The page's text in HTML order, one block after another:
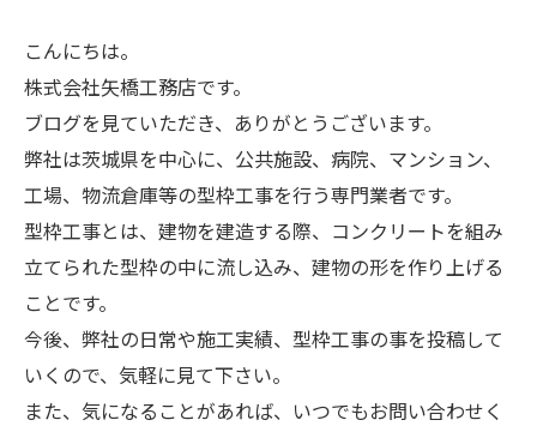
こんにちは。
株式会社矢橋工務店です。
ブログを見ていただき、ありがとうございます。
弊社は茨城県を中心に、公共施設、病院、マンション、
工場、物流倉庫等の型枠工事を行う専門業者です。
型枠工事とは、建物を建造する際、コンクリートを組み
立てられた型枠の中に流し込み、建物の形を作り上げる
ことです。
今後、弊社の日常や施工実績、型枠工事の事を投稿して
いくので、気軽に見て下さい。
また、気になることがあれば、いつでもお問い合わせく